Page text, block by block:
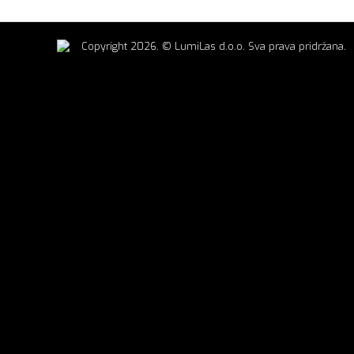
Copyright 2026. © LumiLas d.o.o. Sva prava pridržana.